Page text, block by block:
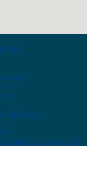
элиты
Порядок
материалов